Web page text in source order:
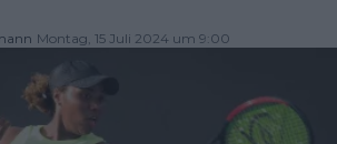
Montag, 15 Juli 2024 um 9:00